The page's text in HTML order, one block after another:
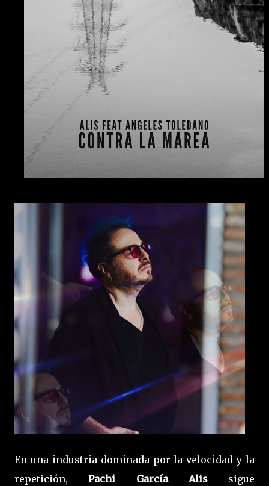
En una industria dominada por la velocidad y la
repetición,Pachi García Alis sigue